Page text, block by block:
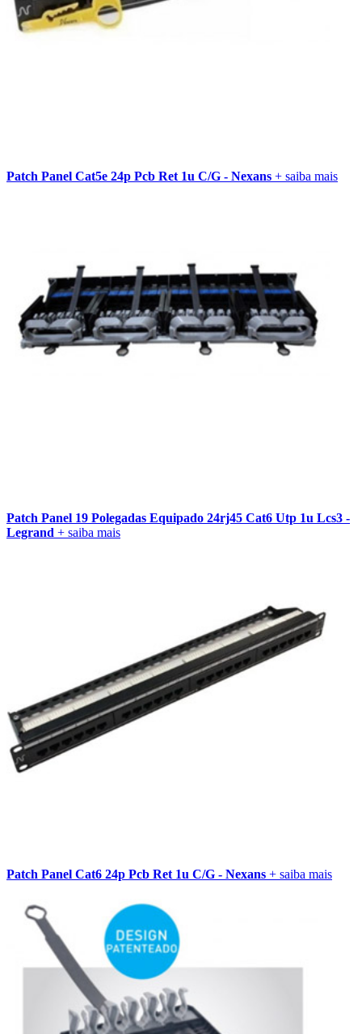
Patch Panel Cat5e 24p Pcb Ret 1u C/G - Nexans + saiba mais
Patch Panel 19 Polegadas Equipado 24rj45 Cat6 Utp 1u Lcs3 -
Legrand + saiba mais
Patch Panel Cat6 24p Pcb Ret 1u C/G - Nexans + saiba mais